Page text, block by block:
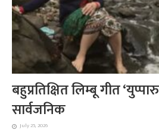
बहुप्रतिक्षित लिम्बू गीत
सार्वजनिक
July 25, 2026